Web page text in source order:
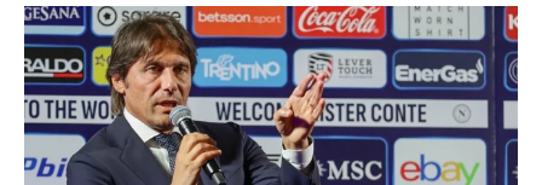
SSCN.pl